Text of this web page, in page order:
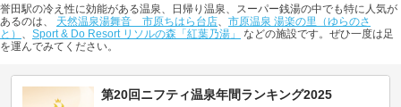
誉田駅の冷え性に効能がある温泉、日帰り温泉、スーパー銭湯の中でも特に人気が
あるのは、 天然温泉湯舞音 市原ちはら台店、 市原温泉 湯楽の里（ゆらのさ
と） 、 Sport & Do Resort リソルの森「紅葉乃湯」
などの施設です。ぜひ一度は足
を運んでみてください。
第20回ニフティ温泉年間ランキング2025